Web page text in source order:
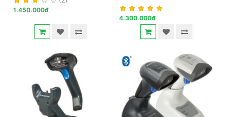
1.450.000đ
4.300.000đ